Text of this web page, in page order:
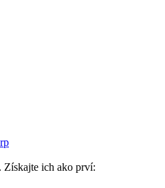
Získajte ich ako prví: